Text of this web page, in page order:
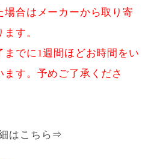
合はメーカーから取り寄
す。
までに1週間ほどお時間をい
ます。予めご了承くださ
はこちら⇒